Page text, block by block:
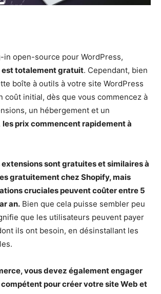
in open-source pour WordPress,
est totalement gratuit. Cependant, bien
boîte à outils à votre site WordPress
coût initial, dès que vous commencez à
un hébergement et un
les prix commencent rapidement à
extensions sont gratuites et similaires à
gratuitement chez Shopify, mais
cruciales peuvent coûter entre 5
an. Bien que cela puisse sembler peu
que les utilisateurs peuvent payer
ils ont besoin, en désinstallant les
vous devez également engager
pour créer votre site Web et